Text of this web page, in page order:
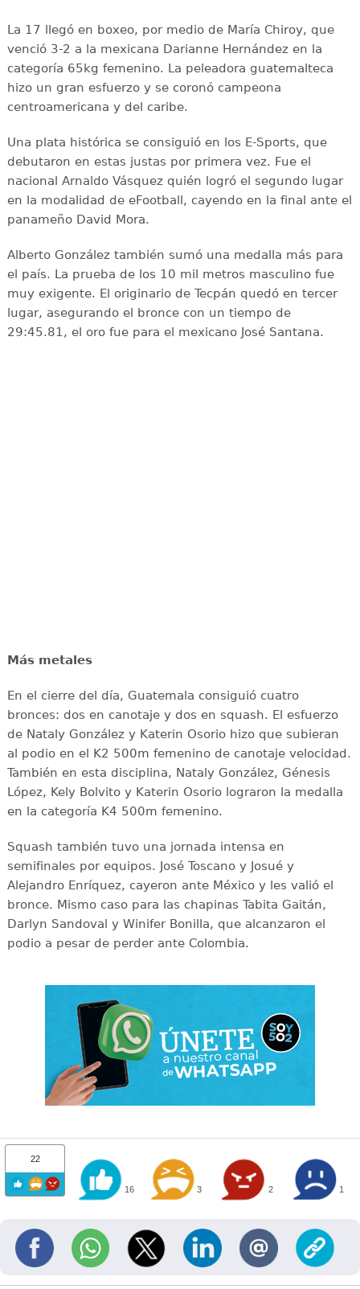
La 17 llegó en boxeo, por medio de María Chiroy, que
venció 3-2 a la mexicana Darianne Hernández en la
categoría 65kg femenino. La peleadora guatemalteca
hizo un gran esfuerzo y se coronó campeona
centroamericana y del caribe.
Una plata histórica se consiguió en los E-Sports, que
debutaron en estas justas por primera vez. Fue el
nacional Arnaldo Vásquez quién logró el segundo lugar
en la modalidad de eFootball, cayendo en la final ante el
panameño David Mora.
Alberto González también sumó una medalla más para
el país. La prueba de los 10 mil metros masculino fue
muy exigente. El originario de Tecpán quedó en tercer
lugar, asegurando el bronce con un tiempo de
29:45.81, el oro fue para el mexicano José Santana.
Más metales
En el cierre del día, Guatemala consiguió cuatro
bronces: dos en canotaje y dos en squash. El esfuerzo
de Nataly González y Katerin Osorio hizo que subieran
al podio en el K2 500m femenino de canotaje velocidad.
También en esta disciplina, Nataly González, Génesis
López, Kely Bolvito y Katerin Osorio lograron la medalla
en la categoría K4 500m femenino.
Squash también tuvo una jornada intensa en
semifinales por equipos. José Toscano y Josué y
Alejandro Enríquez, cayeron ante México y les valió el
bronce. Mismo caso para las chapinas Tabita Gaitán,
Darlyn Sandoval y Winifer Bonilla, que alcanzaron el
podio a pesar de perder ante Colombia.
22
16 3 2 1